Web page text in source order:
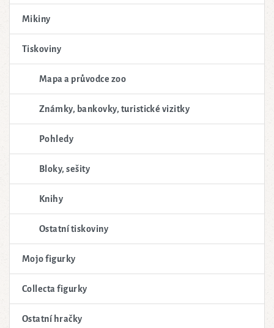
Mikiny
Tiskoviny
Mapa a průvodce zoo
Známky, bankovky, turistické vizitky
Pohledy
Bloky, sešity
Knihy
Ostatní tiskoviny
Mojo figurky
Collecta figurky
Ostatní hračky